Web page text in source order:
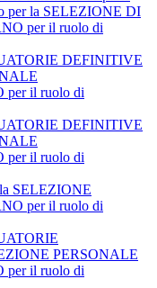
per la SELEZIONE DI
per il ruolo di
DEFINITIVE
per il ruolo di
DEFINITIVE
per il ruolo di
SELEZIONE
per il ruolo di
PERSONALE
per il ruolo di